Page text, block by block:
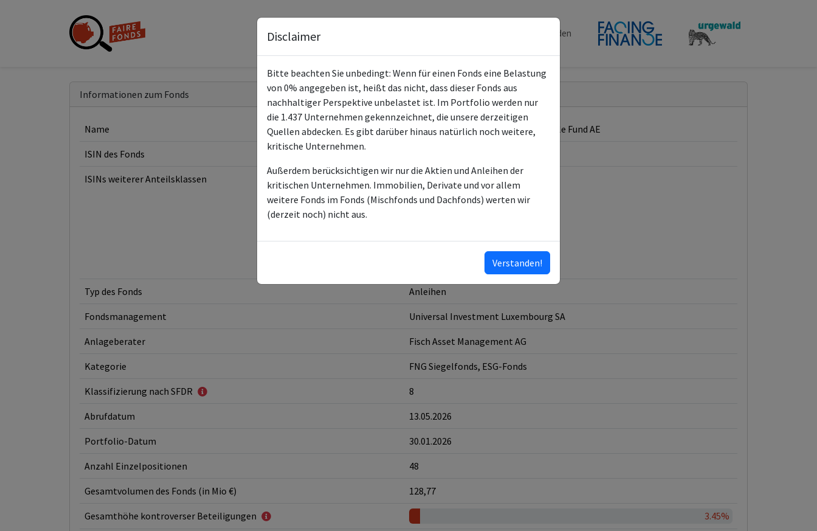
Fonds Spenden
Informationen zum Fonds
Name FISCH Convertible Global Sustainable Fund AE
ISIN des Fonds
ISINs weiterer Anteilsklassen
LU0428953342
LU0445341935
LU1130246314
ISINs ausklappen
Typ des Fonds Anleihen
Fondsmanagement Universal Investment Luxembourg SA
Anlageberater Fisch Asset Management AG
Kategorie FNG Siegelfonds, ESG-Fonds
Klassifizierung nach SFDR 8
Abrufdatum 13.05.2026
Portfolio-Datum 30.01.2026
Anzahl Einzelpositionen 48
Gesamtvolumen des Fonds (in Mio €) 128,77
Gesamthöhe kontroverser Beteiligungen 3.45%
Disclaimer
Bitte beachten Sie unbedingt: Wenn für einen Fonds eine Belastung
von 0% angegeben ist, heißt das nicht, dass dieser Fonds aus
nachhaltiger Perspektive unbelastet ist. Im Portfolio werden nur
die 1.437 Unternehmen gekennzeichnet, die unsere derzeitigen
Quellen abdecken. Es gibt darüber hinaus natürlich noch weitere,
kritische Unternehmen.
Außerdem berücksichtigen wir nur die Aktien und Anleihen der
kritischen Unternehmen. Immobilien, Derivate und vor allem
weitere Fonds im Fonds (Mischfonds und Dachfonds) werten wir
(derzeit noch) nicht aus.
Verstanden!